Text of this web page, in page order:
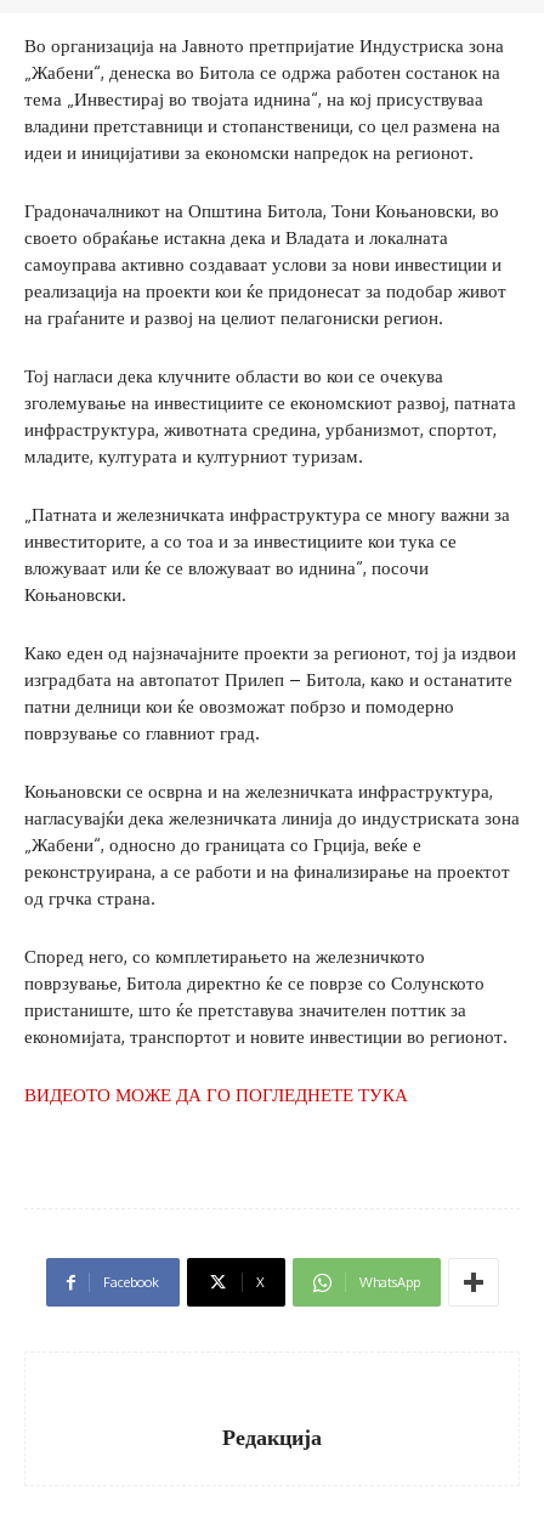
Во организација на Јавното претпријатие Индустриска зона
„Жабени“, денеска во Битола се одржа работен состанок на
тема „Инвестирај во твојата иднина“, на кој присуствуваа
владини претставници и стопанственици, со цел размена на
идеи и иницијативи за економски напредок на регионот.
Градоначалникот на Општина Битола, Тони Коњановски, во
своето обраќање истакна дека и Владата и локалната
самоуправа активно создаваат услови за нови инвестиции и
реализација на проекти кои ќе придонесат за подобар живот
на граѓаните и развој на целиот пелагониски регион.
Тој нагласи дека клучните области во кои се очекува
зголемување на инвестициите се економскиот развој, патната
инфраструктура, животната средина, урбанизмот, спортот,
младите, културата и културниот туризам.
„Патната и железничката инфраструктура се многу важни за
инвеститорите, а со тоа и за инвестициите кои тука се
вложуваат или ќе се вложуваат во иднина“, посочи
Коњановски.
Како еден од најзначајните проекти за регионот, тој ја издвои
изградбата на автопатот Прилеп – Битола, како и останатите
патни делници кои ќе овозможат побрзо и помодерно
поврзување со главниот град.
Коњановски се осврна и на железничката инфраструктура,
нагласувајќи дека железничката линија до индустриската зона
„Жабени“, односно до границата со Грција, веќе е
реконструирана, а се работи и на финализирање на проектот
од грчка страна.
Според него, со комплетирањето на железничкото
поврзување, Битола директно ќе се поврзе со Солунското
пристаниште, што ќе претставува значителен поттик за
економијата, транспортот и новите инвестиции во регионот.
ВИДЕОТО МОЖЕ ДА ГО ПОГЛЕДНЕТЕ ТУКА
Facebook X WhatsApp
Редакција